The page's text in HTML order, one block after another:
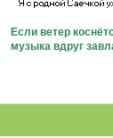
Если ветер
музыка вдруг